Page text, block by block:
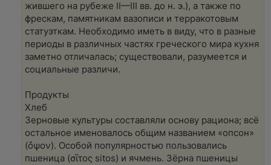
жившего на рубеже II—III вв. до н. э.), а также по
фрескам, памятникам вазописи и терракотовым
статуэткам. Необходимо иметь в виду, что в разные
периоды в различных частях греческого мира кухня
заметно отличалась; существовали, разумеется и
социальные различи.
Продукты
Хлеб
Зерновые культуры составляли основу рациона; всё
остальное именовалось общим названием «опсон»
(ὄψον). Особой популярностью пользовались
пшеница (σῖτος sitos) и ячмень. Зёрна пшеницы